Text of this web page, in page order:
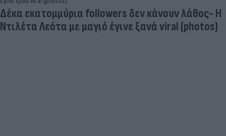
Δέκα εκατομμύρια followers δεν κάνουν λάθος- Η
Ντιλέτα Λεότα με μαγιό έγινε ξανά viral (photos)